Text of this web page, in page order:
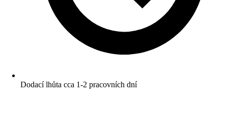
Dodací lhůta cca 1-2 pracovních dní